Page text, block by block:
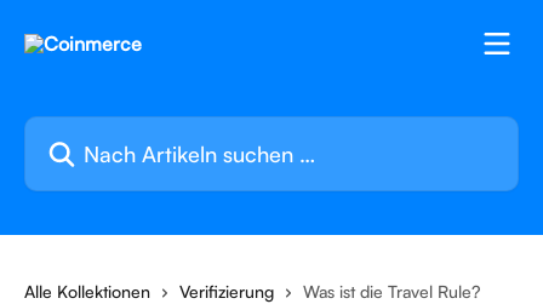
Nach Artikeln suchen …
Alle Kollektionen Verifizierung Was ist die Travel Rule?